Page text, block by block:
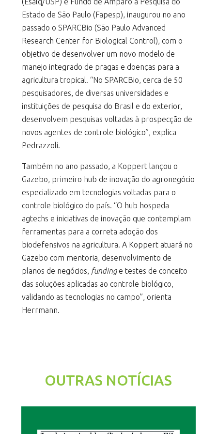
Estado de São Paulo (Fapesp), inaugurou no ano
passado o SPARCBio (São Paulo Advanced
Research Center for Biological Control), com o
objetivo de desenvolver um novo modelo de
manejo integrado de pragas e doenças para a
agricultura tropical. “No SPARCBio, cerca de 50
pesquisadores, de diversas universidades e
instituições de pesquisa do Brasil e do exterior,
desenvolvem pesquisas voltadas à prospecção de
novos agentes de controle biológico”, explica
Pedrazzoli.
Também no ano passado, a Koppert lançou o
Gazebo, primeiro hub de inovação do agronegócio
especializado em tecnologias voltadas para o
controle biológico do país. “O hub hospeda
agtechs e iniciativas de inovação que contemplam
ferramentas para a correta adoção dos
biodefensivos na agricultura. A Koppert atuará no
Gazebo com mentoria, desenvolvimento de
planos de negócios, fundinge testes de conceito
das soluções aplicadas ao controle biológico,
validando as tecnologias no campo”, orienta
Herrmann.
OUTRAS NOTÍCIAS